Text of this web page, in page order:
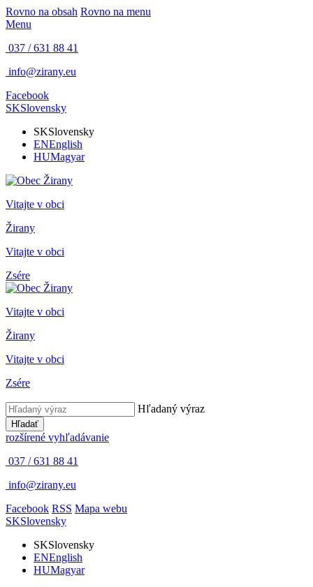
Rovno na obsah Rovno na menu
Menu
037 / 631 88 41
info@zirany.eu
Facebook
SKSlovensky
SKSlovensky
ENEnglish
HUMagyar
Vitajte v obci
Žirany
Vitajte v obci
Zsére
Vitajte v obci
Žirany
Vitajte v obci
Zsére
Hľadaný výraz
Hľadať
rozšírené vyhľadávanie
037 / 631 88 41
info@zirany.eu
Facebook RSS Mapa webu
SKSlovensky
SKSlovensky
ENEnglish
HUMagyar